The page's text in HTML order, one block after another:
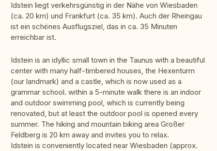
Idstein liegt verkehrsgünstig in der Nähe von Wiesbaden
(ca. 20 km) und Frankfurt (ca. 35 km). Auch der Rheingau
ist ein schönes Ausflugsziel, das in ca. 35 Minuten
erreichbar ist.
Idstein is an idyllic small town in the Taunus with a beautiful
center with many half-timbered houses, the Hexenturm
(our landmark) and a castle, which is now used as a
grammar school. within a 5-minute walk there is an indoor
and outdoor swimming pool, which is currently being
renovated, but at least the outdoor pool is opened every
summer. The hiking and mountain biking area Großer
Feldberg is 20 km away and invites you to relax.
Idstein is conveniently located near Wiesbaden (approx.